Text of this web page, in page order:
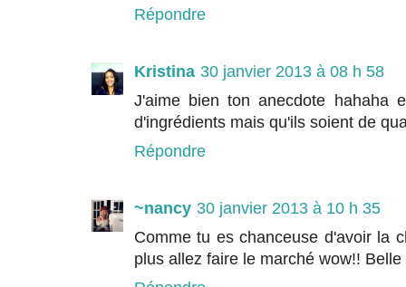
Répondre
Kristina 30 janvier 2013 à 08 h 58
J'aime bien ton anecdote hahaha
d'ingrédients mais qu'ils soient de
Répondre
~nancy 30 janvier 2013 à 10 h 35
Comme tu es chanceuse d'avoir la
plus allez faire le marché wow!!